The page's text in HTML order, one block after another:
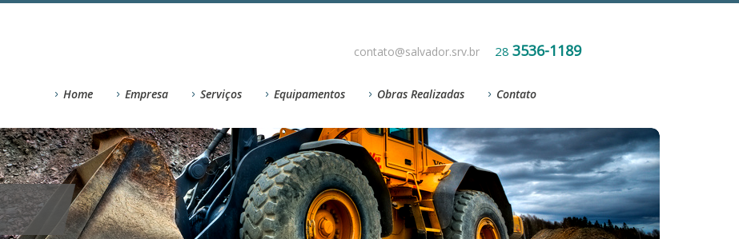
contato@salvador.srv.br 28 3536-1189
Home Empresa Serviços Equipamentos Obras Realizadas Contato